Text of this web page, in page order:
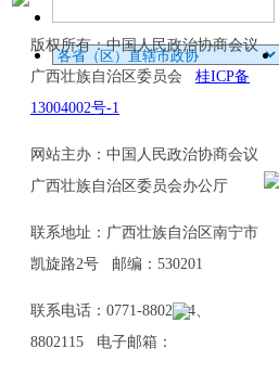
版权所有：中国人民政治协商会议
广西壮族自治区委员会 桂ICP备
13004002号-1
网站主办：中国人民政治协商会议
广西壮族自治区委员会办公厅
联系地址：广西壮族自治区南宁市
凯旋路2号 邮编：530201
联系电话：0771-8802114、
8802115 电子邮箱：